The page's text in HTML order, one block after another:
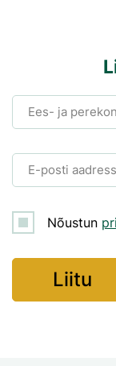
Ees- ja
E-posti aadress
Nõustun